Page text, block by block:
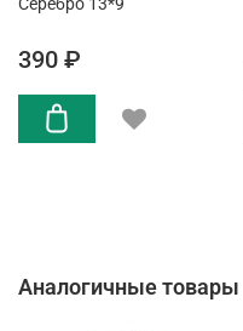
Серебро 13*9
390 ₽
Аналогичные товары